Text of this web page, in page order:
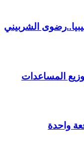
الشربيني
المساعدات
واحدة